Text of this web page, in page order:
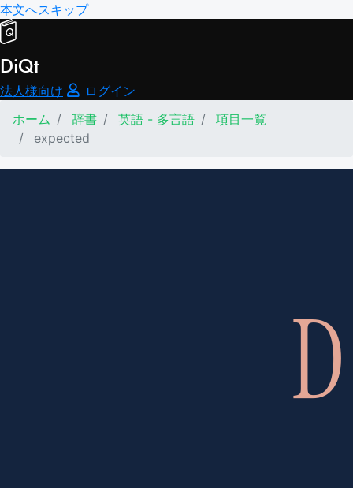
本文へスキップ
DiQt
法人様向け
ログイン
ホーム
辞書 英語 - 多言語
項目一覧
expected